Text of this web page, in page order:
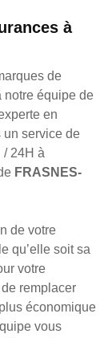
à
de
notre équipe de
en
un service de
/ 24H à
FRASNES-
de votre
qu’elle soit sa
votre
remplacer
économique
vous